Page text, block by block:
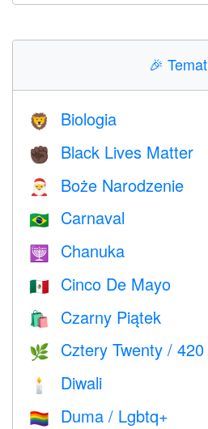
🎉 Temat
🦁 Biologia
✊🏿 Black Lives Matter
🎅 Boże Narodzenie
🇧🇷 Carnaval
🕎 Chanuka
🇲🇽 Cinco De Mayo
🛍 Czarny Piątek
🌿 Cztery Twenty / 420
🕯 Diwali
🏳️‍🌈 Duma / Lgbtq+